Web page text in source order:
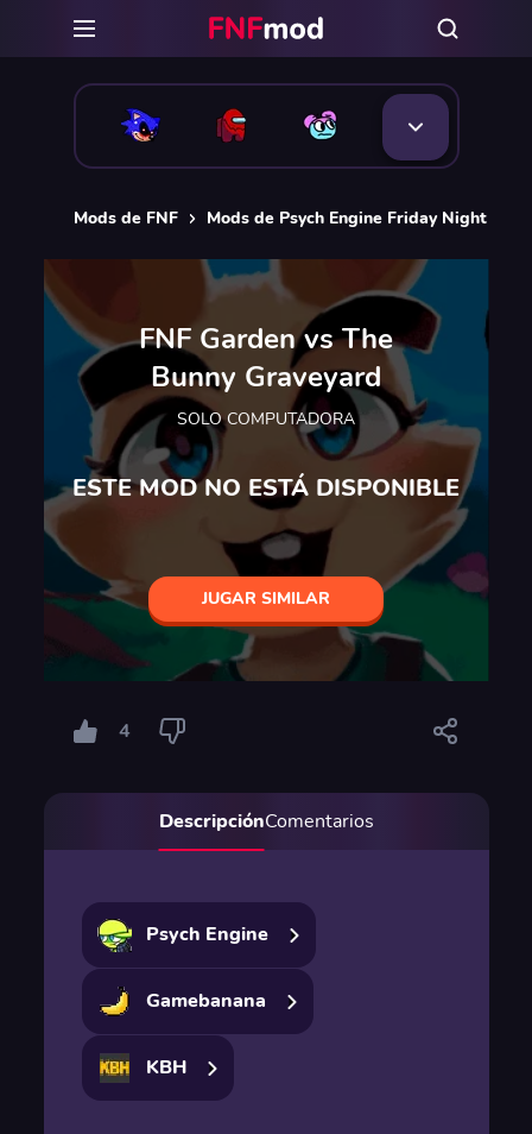
Mods de FNF Mods de Psych Engine Friday Night
FNF Garden vs The
Bunny Graveyard
SOLO COMPUTADORA
ESTE MOD NO ESTÁ DISPONIBLE
JUGAR SIMILAR
4
DescripciónComentarios
Psych Engine
Gamebanana
KBH